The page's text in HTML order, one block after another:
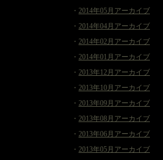
・ 2014年05月アーカイブ
・ 2014年04月アーカイブ
・ 2014年02月アーカイブ
・ 2014年01月アーカイブ
・ 2013年12月アーカイブ
・ 2013年10月アーカイブ
・ 2013年09月アーカイブ
・ 2013年08月アーカイブ
・ 2013年06月アーカイブ
・ 2013年05月アーカイブ